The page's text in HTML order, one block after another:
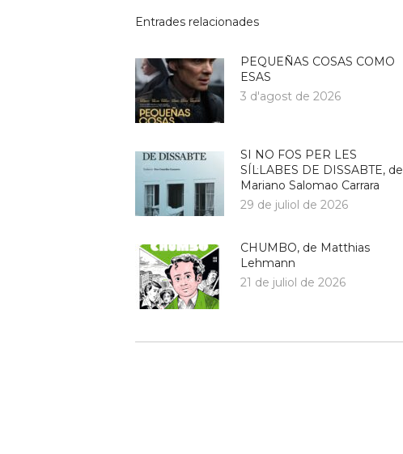
Entrades relacionades
PEQUEÑAS COSAS COMO
ESAS
3 d'agost de 2026
SI NO FOS PER LES
SÍL·LABES DE DISSABTE, de
Mariano Salomao Carrara
29 de juliol de 2026
CHUMBO, de Matthias
Lehmann
21 de juliol de 2026